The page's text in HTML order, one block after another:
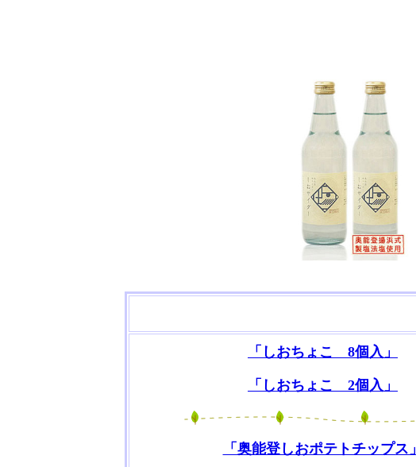
「しおちょこ 8個入」
「しおちょこ 2個入」
「奥能登しおポテトチップス」